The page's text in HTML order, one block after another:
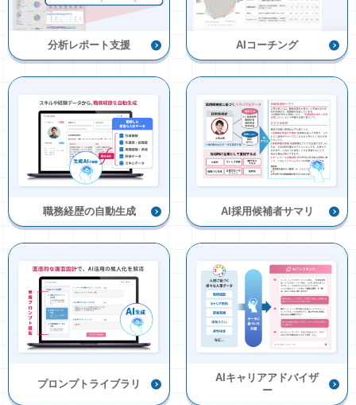
分析レポート支援 AIコーチング
職務経歴の自動生成 AI採用候補者サマリ
プロンプトライブラリ
AIキャリアアドバイザ
ー